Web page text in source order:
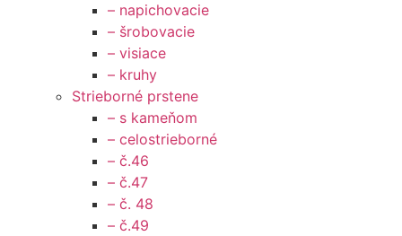
– napichovacie
– šrobovacie
– visiace
– kruhy
Strieborné prstene
– s kameňom
– celostrieborné
– č.46
– č.47
– č. 48
– č.49